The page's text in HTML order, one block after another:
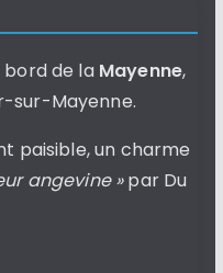
bord de la Mayenne,
sur-Mayenne.
paisible, un charme
angevine »par Du